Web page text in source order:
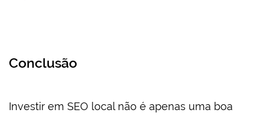
Conclusão
Investir em SEO local não é apenas uma boa